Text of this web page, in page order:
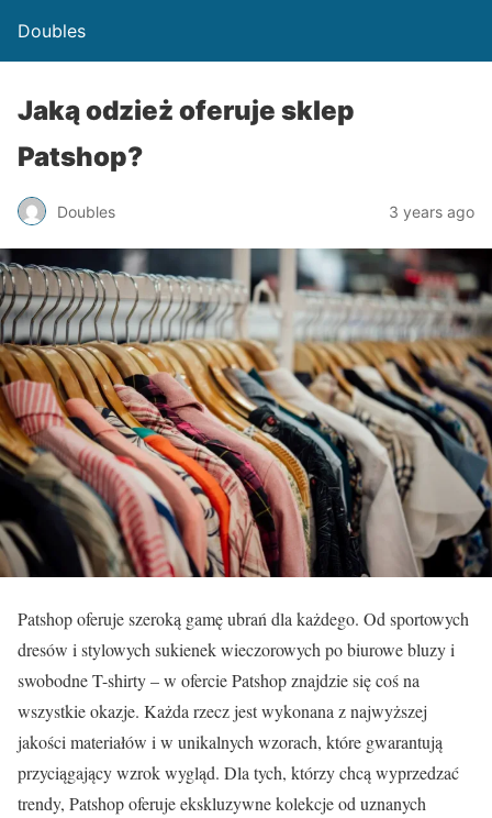
Doubles
Jaką odzież oferuje sklep
Patshop?
Doubles 3 years ago
Patshop oferuje szeroką gamę ubrań dla każdego. Od sportowych
dresów i stylowych sukienek wieczorowych po biurowe bluzy i
swobodne T-shirty – w ofercie Patshop znajdzie się coś na
wszystkie okazje. Każda rzecz jest wykonana z najwyższej
jakości materiałów i w unikalnych wzorach, które gwarantują
przyciągający wzrok wygląd. Dla tych, którzy chcą wyprzedzać
trendy, Patshop oferuje ekskluzywne kolekcje od uznanych